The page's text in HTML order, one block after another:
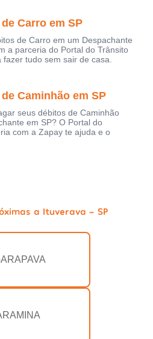
Carro em SP
de Carro em um Despachante
a parceria do Portal do Trânsito
fazer tudo sem sair de casa.
Caminhão em SP
seus débitos de Caminhão
em SP? O Portal do
com a Zapay te ajuda e o
a Ituverava - SP